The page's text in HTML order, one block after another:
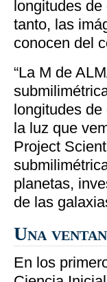
longitudes
tanto, las
conocen del
“La M de
longitudes
la luz que
Project
planetas,
de las
Una
En los